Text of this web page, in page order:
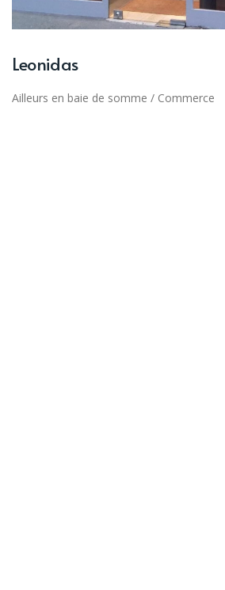
Leonidas
Ailleurs en baie de somme / Commerce